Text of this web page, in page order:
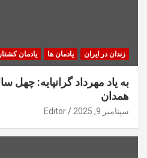
زندان در ایران یادمان ها یادمان
به یاد مهرداد گرانپایه:
همدان
سپتامبر 9, 2025 Editor